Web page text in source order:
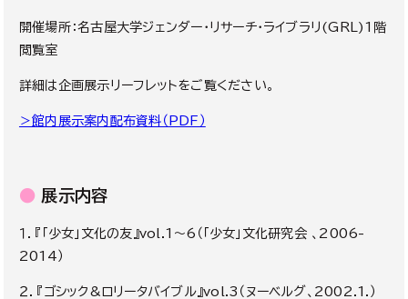
開催場所：名古屋大学ジェンダー・リサーチ・ライブラリ(GRL)1階
閲覧室
詳細は企画展示リーフレットをご覧ください。
＞館内展示案内配布資料（PDF）
● 展示内容
１．『「少女」文化の友』vol.1～6（
「少女」文化研究会 、2006-
2014 ）
２．『ゴシック &ロリータバイブル』vol.3（ ヌーベルグ、 2002.1.）